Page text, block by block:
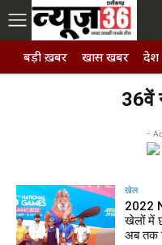
बड़ी ख़बर खास खबर देश
36वें
-
खेल
2022
खेलों में
अब तक